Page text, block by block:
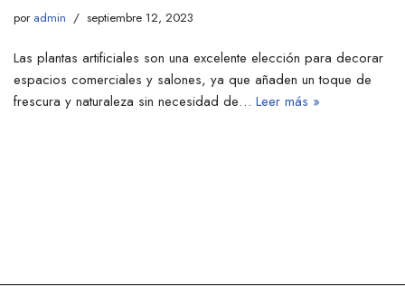
por admin septiembre 12, 2023
Las plantas artificiales son una excelente elección para decorar
espacios comerciales y salones, ya que añaden un toque de
frescura y naturaleza sin necesidad de… Leer más »